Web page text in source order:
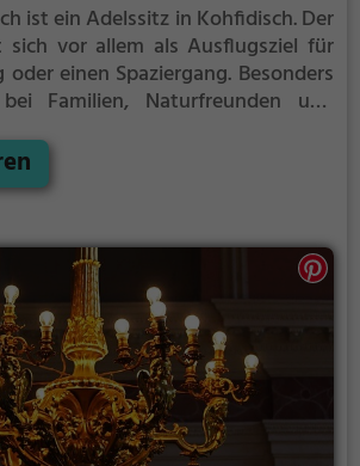
ist ein Adelssitz in Kohfidisch.Der
sich vor allem als Ausflugsziel für
einen Spaziergang. Besonders
Familien, Naturfreunden und
vergangenen Zeiten und bietet
in die Geschichte.